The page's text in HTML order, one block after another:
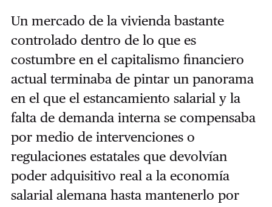
Un mercado de la vivienda bastante
controlado dentro de lo que es
costumbre en el capitalismo financiero
actual terminaba de pintar un panorama
en el que el estancamiento salarial y la
falta de demanda interna se compensaba
por medio de intervenciones o
regulaciones estatales que devolvían
poder adquisitivo real a la economía
salarial alemana hasta mantenerlo por